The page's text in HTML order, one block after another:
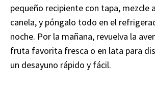
pequeño recipiente con tapa, mezcle
canela, y póngalo todo en el
noche. Por la mañana, revuelva la
fruta favorita fresca o en lata para
un desayuno rápido y fácil.